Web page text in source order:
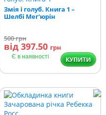
Змія і голуб. Книга 1 –
Шелбі Мег'юрін
500грн
від 397.50 грн
Є в наявності КУПИТИ